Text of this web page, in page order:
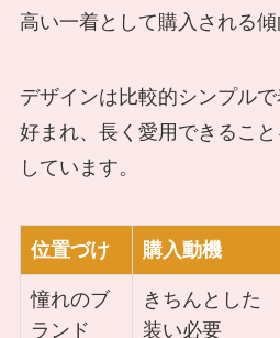
高い一着として購入される傾
デザインは比較的シンプル
好まれ、長く愛用できるこ
しています。
位置づけ 購入動機
憧れのブ
ランド
きちんとした
装い必要